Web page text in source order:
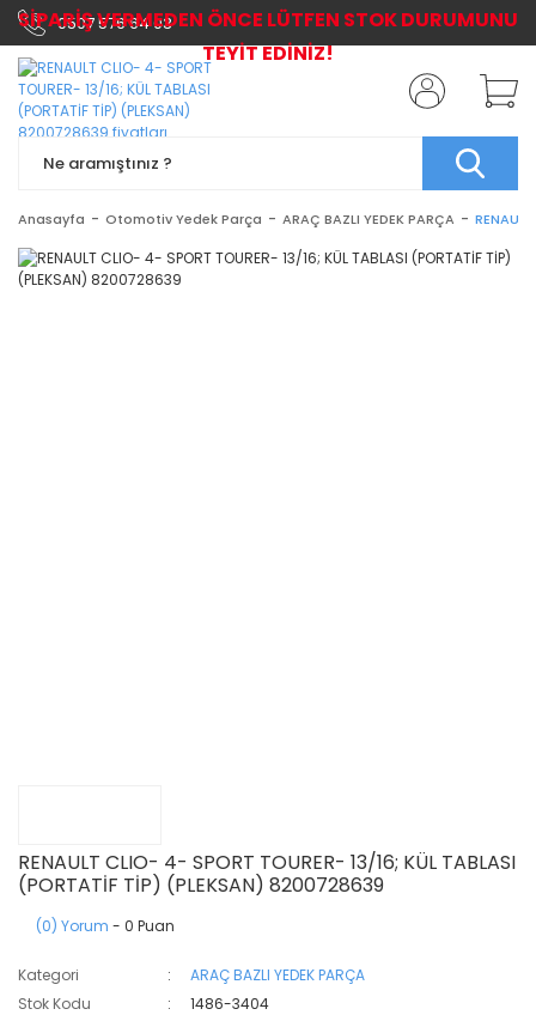
0507 576 64 03
Anasayfa Otomotiv Yedek Parça ARAÇ BAZLI YEDEK PARÇA
RENAULT CLIO- 4- SPORT TOURER- 13/16; KÜL TABLASI
(PORTATİF TİP) (PLEKSAN) 8200728639
(0) Yorum - 0 Puan
Kategori
ARAÇ BAZLI YEDEK PARÇA
Stok Kodu
1486-3404
SİPARİŞ VERMEDEN ÖNCE LÜTFEN STOK DURUMUNU
TEYİT EDİNİZ!